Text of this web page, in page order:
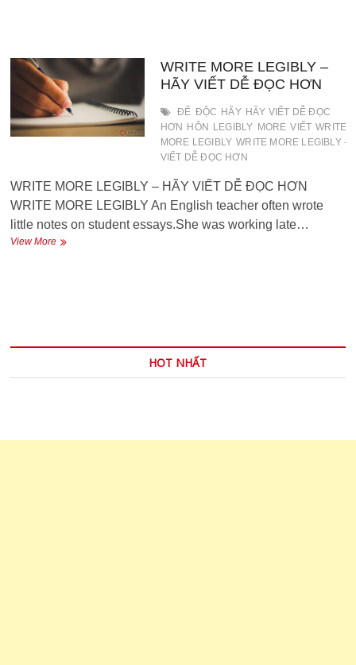
HAY
GIỐNG
CÁI
WRITE MORE LEGIBLY –
HÃY VIẾT DỄ ĐỌC HƠN
ĐỂ ĐỘC HÃY HÃY VIẾT DỄ ĐỌC
HƠN
HÔN LEGIBLY MORE VIẾT WRITE
MORE LEGIBLY WRITE MORE LEGIBLY -
VIẾT DỄ ĐỌC HƠN
WRITE MORE LEGIBLY – HÃY VIẾT DỄ ĐỌC HƠN
WRITE MORE LEGIBLY An English teacher often wrote
little notes on student essays.She was working late…
View MoreWRITE
HOT NHẤT